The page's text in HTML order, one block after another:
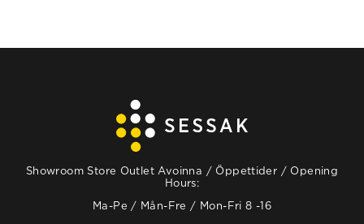
Showroom Store Outlet Avoinna / Öppettider / Opening
Hours:
Ma-Pe / Mån-Fre / Mon-Fri 8 -16